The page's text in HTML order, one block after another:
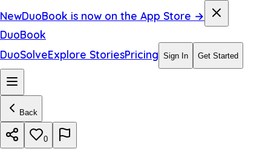
NewDuoBook is now on the App Store →
DuoBook
DuoSolveExplore StoriesPricing Sign In Get Started
Back
0